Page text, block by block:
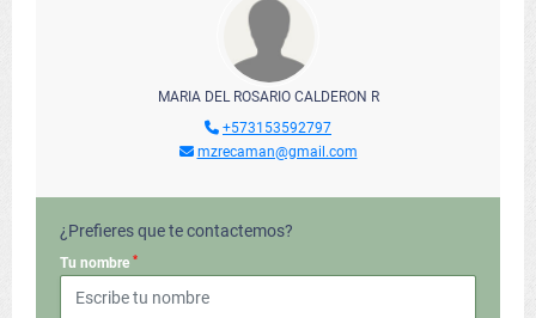
MARIA DEL ROSARIO CALDERON R
+573153592797
mzrecaman@gmail.com
¿Prefieres que te contactemos?
Tu nombre *